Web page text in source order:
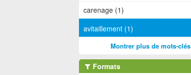
carenage (1)
avitaillement (1)
Montrer plus de mots-clés
Formats